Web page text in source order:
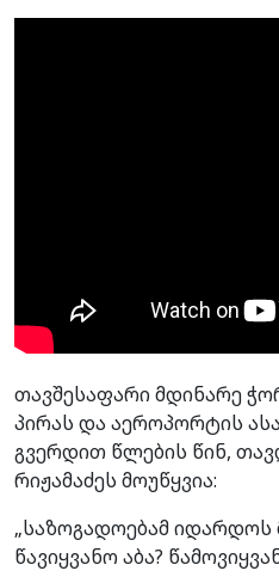
თავშესაფარი მდინარე
პირას და აეროპორტის
გვერდით წლების წინ,
რიჟამაძეს მოუწყვია:
„საზოგადოებამ იდარდოს
წავიყვანო აბა?